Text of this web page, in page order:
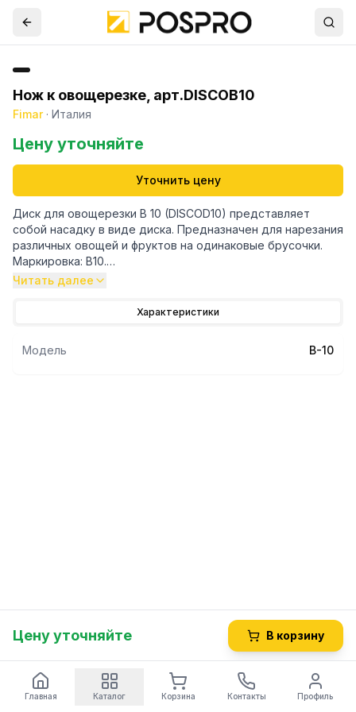
Нож к овощерезке, арт.DISCOB10
Fimar· Италия
Цену уточняйте
Уточнить цену
Диск для овощерезки B 10 (DISCOD10) представляет
собой насадку в виде диска. Предназначен для нарезания
различных овощей и фруктов на одинаковые брусочки.
Маркировка: B10.
Совместим с моделями: TV200RN - TV3000R - TV2500
Читать далее
Характеристики
Модель B-10
Цену уточняйте В корзину
Главная Каталог Корзина Контакты Профиль